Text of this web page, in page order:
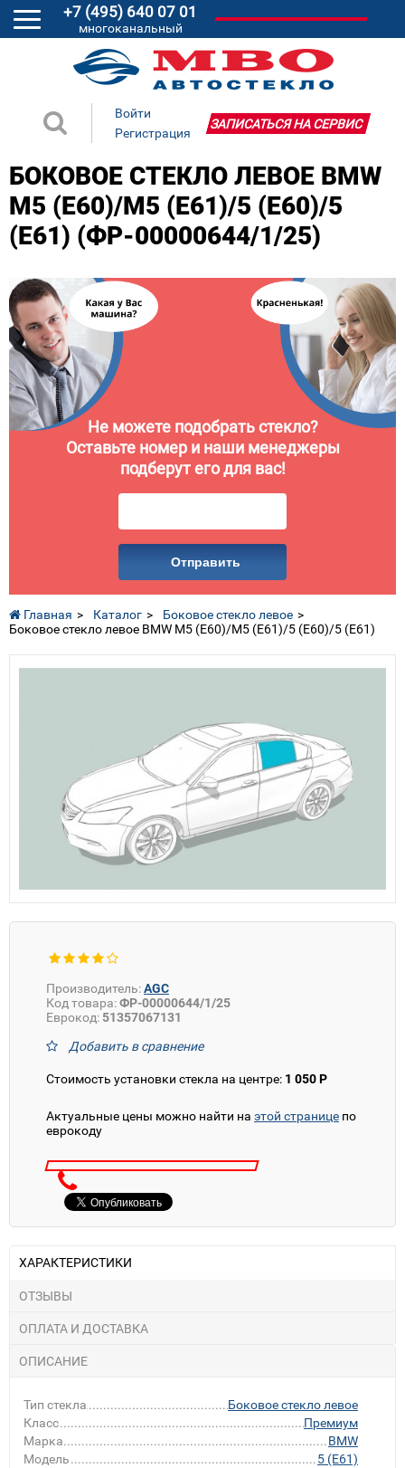
+7 (495) 640 07 01
многоканальный
Войти
Регистрация
ЗАПИСАТЬСЯ НА СЕРВИС
БОКОВОЕ СТЕКЛО ЛЕВОЕ BMW
M5 (E60)/M5 (E61)/5 (E60)/5
(E61) (ФР-00000644/1/25)
Не можете подобрать стекло?
Оставьте номер и наши менеджеры
подберут его для вас!
Отправить
Главная Каталог
Боковое стекло левое
Боковое стекло левое BMW M5 (E60)/M5 (E61)/5 (E60)/5 (E61)
Производитель:AGC
Код товара:ФР-00000644/1/25
Еврокод: 51357067131
Добавить в сравнение
Стоимость установки стекла на центре: 1 050 Р
Актуальные цены можно найти на этой странице по
еврокоду
ХАРАКТЕРИСТИКИ
ОТЗЫВЫ
ОПЛАТА И ДОСТАВКА
ОПИСАНИЕ
Тип стекла
Боковое стекло левое
Класс
Премиум
Марка
BMW
Модель
5 (E61)